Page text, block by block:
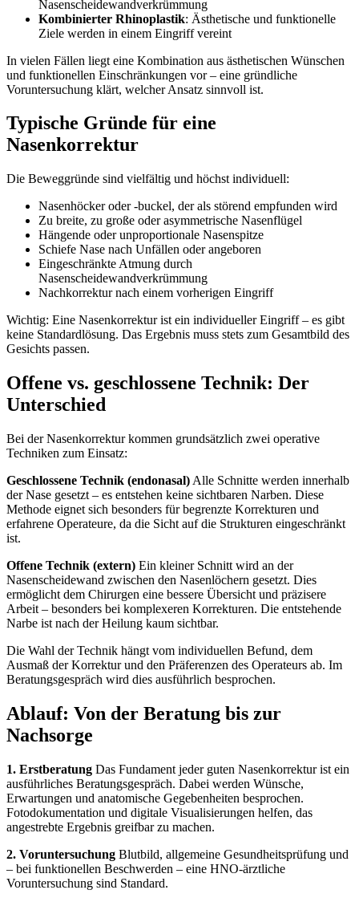
Nasenscheidewandverkrümmung
Kombinierter Rhinoplastik: Ästhetische und funktionelle
Ziele werden in einem Eingriff vereint
In vielen Fällen liegt eine Kombination aus ästhetischen Wünschen
und funktionellen Einschränkungen vor – eine gründliche
Voruntersuchung klärt, welcher Ansatz sinnvoll ist.
Typische Gründe für eine
Nasenkorrektur
Die Beweggründe sind vielfältig und höchst individuell:
Nasenhöcker oder -buckel, der als störend empfunden wird
Zu breite, zu große oder asymmetrische Nasenflügel
Hängende oder unproportionale Nasenspitze
Schiefe Nase nach Unfällen oder angeboren
Eingeschränkte Atmung durch
Nasenscheidewandverkrümmung
Nachkorrektur nach einem vorherigen Eingriff
Wichtig: Eine Nasenkorrektur ist ein individueller Eingriff – es gibt
keine Standardlösung. Das Ergebnis muss stets zum Gesamtbild des
Gesichts passen.
Offene vs. geschlossene Technik: Der
Unterschied
Bei der Nasenkorrektur kommen grundsätzlich zwei operative
Techniken zum Einsatz:
Geschlossene Technik (endonasal) Alle Schnitte werden innerhalb
der Nase gesetzt – es entstehen keine sichtbaren Narben. Diese
Methode eignet sich besonders für begrenzte Korrekturen und
erfahrene Operateure, da die Sicht auf die Strukturen eingeschränkt
ist.
Offene Technik (extern) Ein kleiner Schnitt wird an der
Nasenscheidewand zwischen den Nasenlöchern gesetzt. Dies
ermöglicht dem Chirurgen eine bessere Übersicht und präzisere
Arbeit – besonders bei komplexeren Korrekturen. Die entstehende
Narbe ist nach der Heilung kaum sichtbar.
Die Wahl der Technik hängt vom individuellen Befund, dem
Ausmaß der Korrektur und den Präferenzen des Operateurs ab. Im
Beratungsgespräch wird dies ausführlich besprochen.
Ablauf: Von der Beratung bis zur
Nachsorge
1. Erstberatung Das Fundament jeder guten Nasenkorrektur ist ein
ausführliches Beratungsgespräch. Dabei werden Wünsche,
Erwartungen und anatomische Gegebenheiten besprochen.
Fotodokumentation und digitale Visualisierungen helfen, das
angestrebte Ergebnis greifbar zu machen.
2. Voruntersuchung Blutbild, allgemeine Gesundheitsprüfung und
– bei funktionellen Beschwerden – eine HNO-ärztliche
Voruntersuchung sind Standard.